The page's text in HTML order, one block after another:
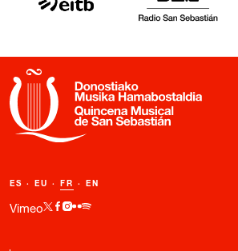
Vimeo
ES · EU · FR · EN